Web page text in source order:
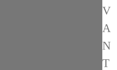
V
A
N
T